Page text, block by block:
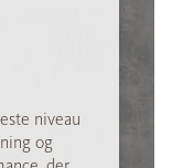
niveau
og